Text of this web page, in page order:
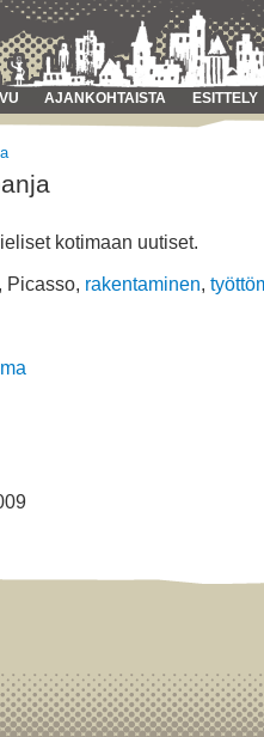
AJANKOHTAISTA ESITTELY
kotimaan uutiset.
, Picasso, rakentaminen,